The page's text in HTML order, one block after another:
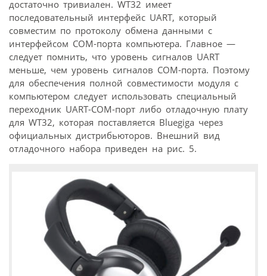
достаточно тривиален. WT32 имеет
последовательный интерфейс UART, который
совместим по протоколу обмена данными с
интерфейсом COM-порта компьютера. Главное —
следует помнить, что уровень сигналов UART
меньше, чем уровень сигналов COM-порта. Поэтому
для обеспечения полной совместимости модуля с
компьютером следует использовать специальный
переходник UART-COM-порт либо отладочную плату
для WT32, которая поставляется Bluegiga через
официальных дистрибьюторов. Внешний вид
отладочного набора приведен на рис. 5.